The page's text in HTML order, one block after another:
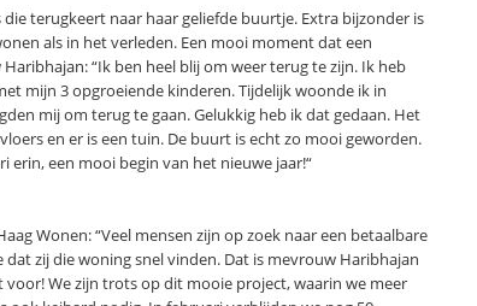
terugkeert naar haar geliefde buurtje. Extra bijzonder is
als in het verleden. Een mooi moment dat een
“Ik ben heel blij om weer terug te zijn. Ik heb
mijn 3 opgroeiende kinderen. Tijdelijk woonde ik in
mij om terug te gaan. Gelukkig heb ik dat gedaan. Het
en er is een tuin. De buurt is echt zo mooi geworden.
erin, een mooi begin van het nieuwe jaar!“
Wonen: “Veel mensen zijn op zoek naar een betaalbare
zij die woning snel vinden. Dat is mevrouw Haribhajan
We zijn trots op dit mooie project, waarin we meer